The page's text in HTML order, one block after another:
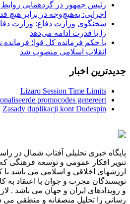
رئیس جمهور در گردهمایی
اجرایی: به‌هیچ‌وجه در برابر
سخنگوی وزارت دفاع: وزارت
را با قدرت ادامه می‌دهد
با حکم فرمانده کل قوا؛
انقلاب اسلامی منصوب شد
جدیدترین اخبار
Lizaro Session Time Limits
promocodes genereert
Zasady duplikacji kont Dudespin
پایگاه خبری تحلیلی آفتاب شمال در
تنویر افکار عمومی و توسعه فرهنگی که
ارزشهای اخلاقی و اسلامی می باشد با
نویسندگان مجرب و جوان با اعتقاد به
و رویدادهای ایران و جهان می باشد .
رسانی را تحلیل منصفانه و منطقی می